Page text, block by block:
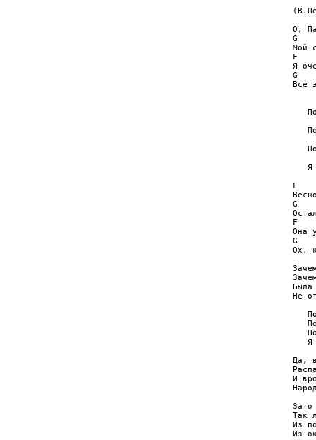
О,
G
Мой
F
Я
G
Все
Я
F
G
F
Она
G
Ох,
Не
Я
Да,
И
Зато
Так
Из
Из